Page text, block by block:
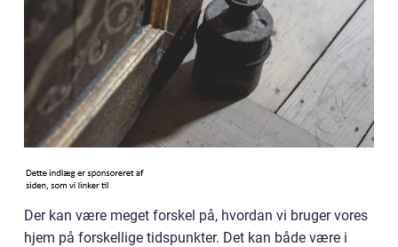
Der kan være meget forskel på, hvordan vi bruger vores
hjem på forskellige tidspunkter. Det kan både være i